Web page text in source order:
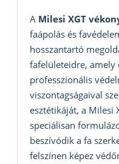
A Milesi XGT
faápolás és
hosszantartó
fafelületeidre, amely
professzionális
viszontagságaival
esztétikáját, a Milesi
speciálisan
beszívódik a fa
felszínen képez